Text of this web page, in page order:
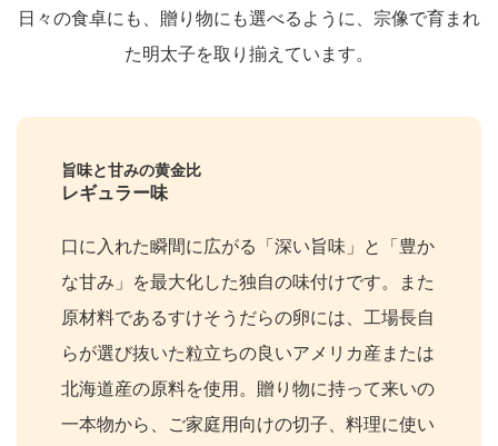
日々の食卓にも、贈り物にも選べるように、宗像で育まれ
た明太子を取り揃えています。
旨味と甘みの黄金比
レギュラー味
口に入れた瞬間に広がる「深い旨味」と「豊か
な甘み」を最大化した独自の味付けです。また
原材料であるすけそうだらの卵には、工場長自
らが選び抜いた粒立ちの良いアメリカ産または
北海道産の原料を使用。贈り物に持って来いの
一本物から、ご家庭用向けの切子、料理に使い